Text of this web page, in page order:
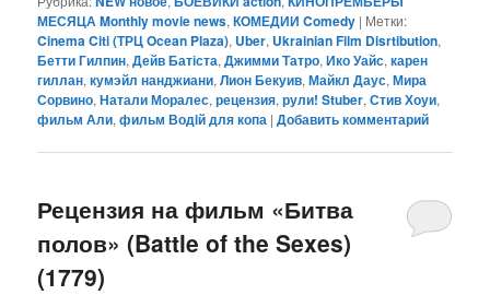
МЕСЯЦА Monthly movie news,КОМЕДИИ Comedy | Метки:
Cinema Citi (ТРЦ Ocean Plaza), Uber, Ukrainian Film Disrtibution,
Бетти Гилпин,Дейв Батіста,Джимми Татро,Ико Уайс,карен
гиллан,кумэйл нанджиани,Лион Бекуив,Майкл Даус,Мира
Сорвино,Натали Моралес,рецензия,рули! Stuber,Стив Хоуи,
фильм Али,фильм Водiй для копа |Добавить комментарий
Рецензия на фильм «Битва
полов» (Battle of the Sexes)
(1779)